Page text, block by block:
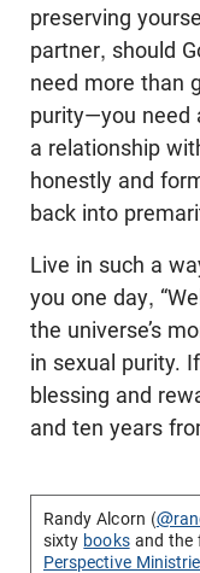
preserving
partner, should
need more than
purity—you need
a relationship
honestly and
back into
Live in such a
you one day,
the universe’s
in sexual purity.
blessing and
and ten years
Randy Alcorn (
sixty booksand the
Perspective